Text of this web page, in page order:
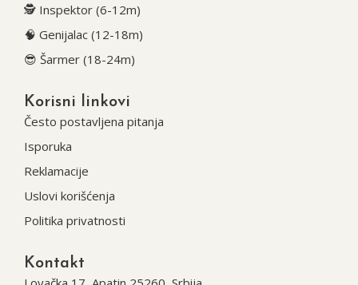
🕵️ Inspektor (6-12m)
🧠 Genijalac (12-18m)
😎 Šarmer (18-24m)
Korisni linkovi
Često postavljena pitanja
Isporuka
Reklamacije
Uslovi korišćenja
Politika privatnosti
Kontakt